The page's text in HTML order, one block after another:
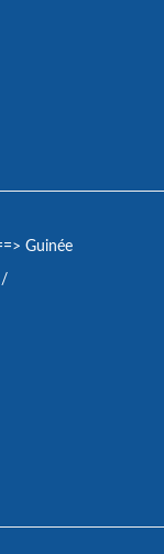
Guinée
/